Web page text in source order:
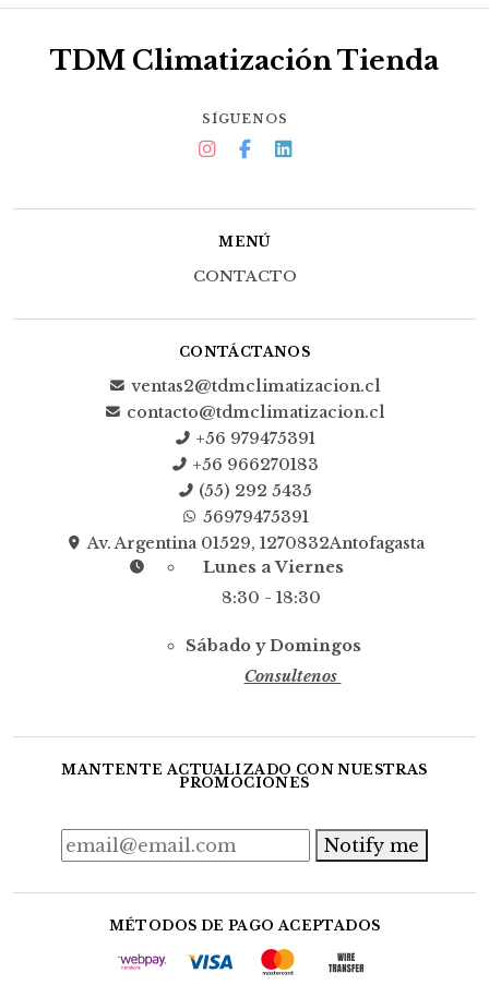
TDM Climatización Tienda
SÍGUENOS
MENÚ
CONTACTO
CONTÁCTANOS
ventas2@tdmclimatizacion.cl
contacto@tdmclimatizacion.cl
+56 979475391
+56 966270183
(55) 292 5435
56979475391
Av. Argentina 01529, 1270832Antofagasta
Lunes a Viernes
8:30 - 18:30
Sábado y Domingos
Consultenos
MANTENTE ACTUALIZADO CON NUESTRAS
PROMOCIONES
Notify me
MÉTODOS DE PAGO ACEPTADOS